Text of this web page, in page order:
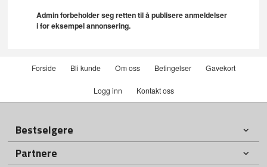
Admin forbeholder seg retten til å publisere anmeldelser
i for eksempel annonsering.
Forside Bli kunde Om oss Betingelser Gavekort
Logg inn Kontakt oss
Bestselgere
Partnere